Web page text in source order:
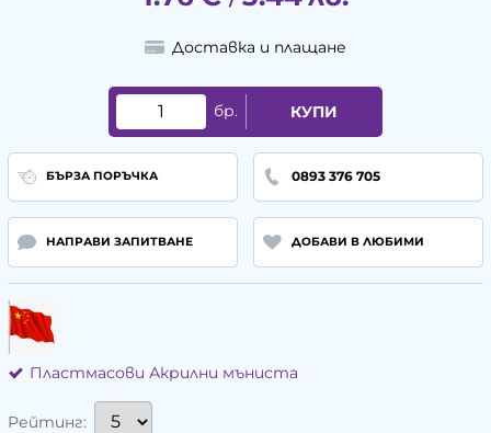
Доставка и плащане
бр. КУПИ
БЪРЗА ПОРЪЧКА 0893 376 705
НАПРАВИ ЗАПИТВАНЕ ДОБАВИ В ЛЮБИМИ
Пластмасови Акрилни мъниста
Рейтинг: